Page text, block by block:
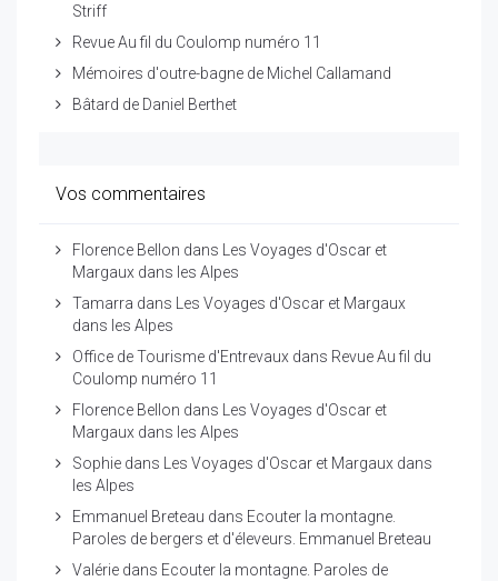
Striff
Revue Au fil du Coulomp numéro 11
Mémoires d'outre-bagne de Michel Callamand
Bâtard de Daniel Berthet
Vos commentaires
Florence Bellon dans
Les Voyages d'Oscar et
Margaux dans les Alpes
Tamarra dans
Les Voyages d'Oscar et Margaux
dans les Alpes
Office de Tourisme d'Entrevaux dans Revue Au fil du
Coulomp numéro 11
Florence Bellon dans
Les Voyages d'Oscar et
Margaux dans les Alpes
Sophie dans
Les Voyages d'Oscar et Margaux dans
les Alpes
Emmanuel Breteau dans Ecouter la montagne.
Paroles de bergers et d'éleveurs. Emmanuel Breteau
Valérie dans Ecouter la montagne. Paroles de